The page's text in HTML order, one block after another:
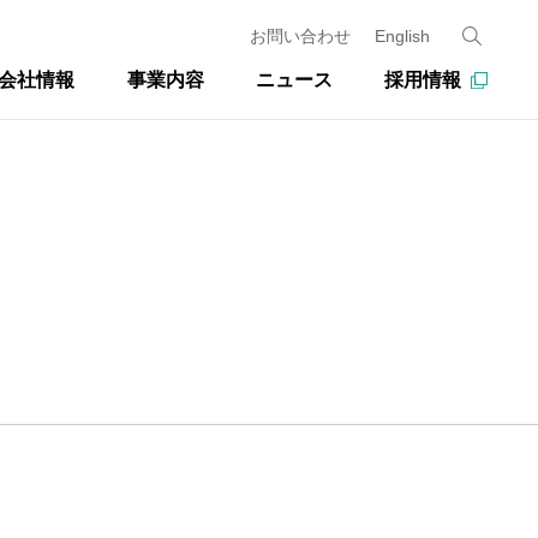
お問い合わせ English
社情報 事業内容 ニュース 採用情報